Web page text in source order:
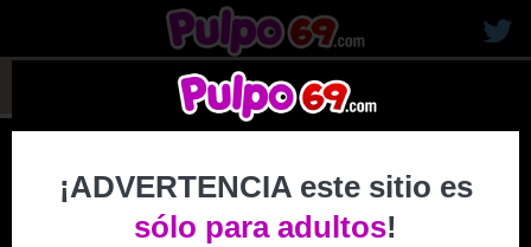
¡ADVERTENCIA este sitio es
sólo para adultos!